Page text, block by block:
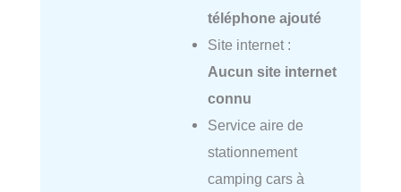
téléphone ajouté
Site internet :
Aucun site internet
connu
Service aire de
stationnement
camping cars à